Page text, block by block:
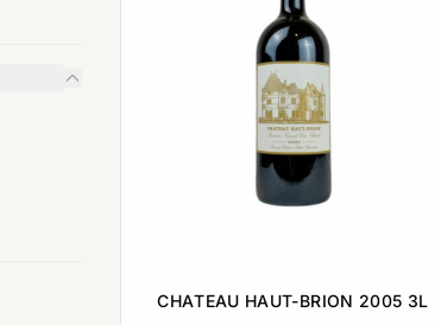
CHATEAU HAUT-BRION 2005 3L